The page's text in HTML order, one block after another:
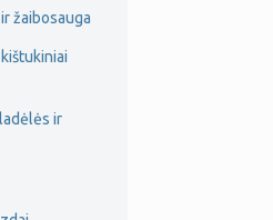
žaibosauga
ir